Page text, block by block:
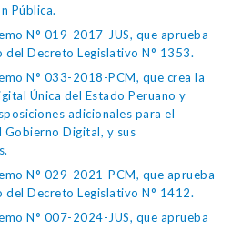
Pública.
N° 019-2017-JUS, que aprueba
del Decreto Legislativo N° 1353.
N° 033-2018-PCM, que crea la
Única del Estado Peruano y
adicionales para el
Digital, y sus
N° 029-2021-PCM, que aprueba
del Decreto Legislativo N° 1412.
N° 007-2024-JUS, que aprueba